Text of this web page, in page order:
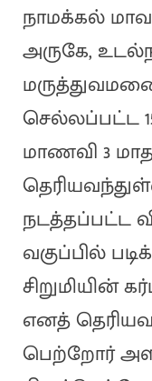
நாமக்கல்
அருகே,
செல்லப்பட்ட
மாணவி 3
நடத்தப்பட்ட
வகுப்பில்
சிறுமியின்
எனத்
பெற்றோர்